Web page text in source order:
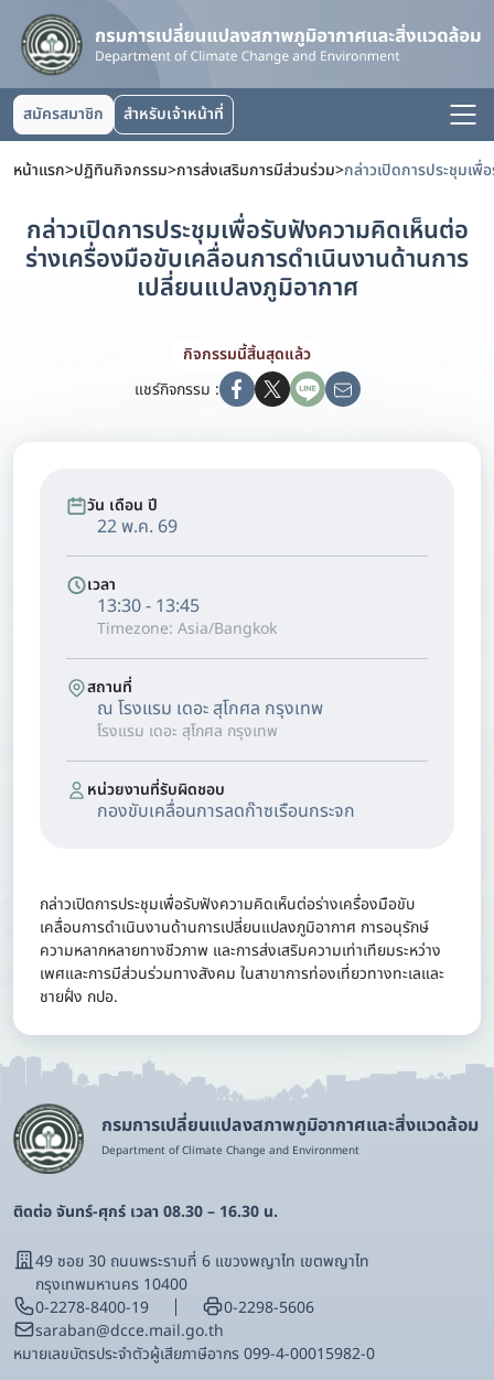
สมัครสมาชิก สำหรับเจ้าหน้าที่
หน้าแรก>ปฏิทินกิจกรรม>การส่งเสริมการมีส่วนร่วม>
กล่าวเปิดการประชุมเพื่อรับฟังความคิดเห็นต่อ
ร่างเครื่องมือขับเคลื่อนการดำเนินงานด้านการ
เปลี่ยนแปลงภูมิอากาศ
กิจกรรมนี้สิ้นสุดแล้ว
แชร์กิจกรรม :
วัน เดือน ปี
22 พ.ค. 69
เวลา
13:30 - 13:45
Timezone: Asia/Bangkok
สถานที่
ณ โรงแรม เดอะ สุโกศล กรุงเทพ
โรงแรม เดอะ สุโกศล กรุงเทพ
หน่วยงานที่รับผิดชอบ
กองขับเคลื่อนการลดก๊าซเรือนกระจก
กล่าวเปิดการประชุมเพื่อรับฟังความคิดเห็นต่อร่างเครื่องมือขับ
เคลื่อนการดำเนินงานด้านการเปลี่ยนแปลงภูมิอากาศ การอนุรักษ์
ความหลากหลายทางชีวภาพ และการส่งเสริมความเท่าเทียมระหว่าง
เพศและการมีส่วนร่วมทางสังคม ในสาขาการท่องเที่ยวทางทะเลและ
ชายฝั่ง กปอ.
กรมการเปลี่ยนแปลงสภาพภูมิอากาศและสิ่งแวดล้อม
Department of Climate Change and Environment
ติดต่อ จันทร์-ศุกร์ เวลา 08.30 – 16.30 น.
49 ซอย 30 ถนนพระรามที่ 6 แขวงพญาไท เขตพญาไท
กรุงเทพมหานคร 10400
0-2278-8400-19
0-2298-5606
saraban@dcce.mail.go.th
หมายเลขบัตรประจําตัวผู้เสียภาษีอากร 099-4-00015982-0